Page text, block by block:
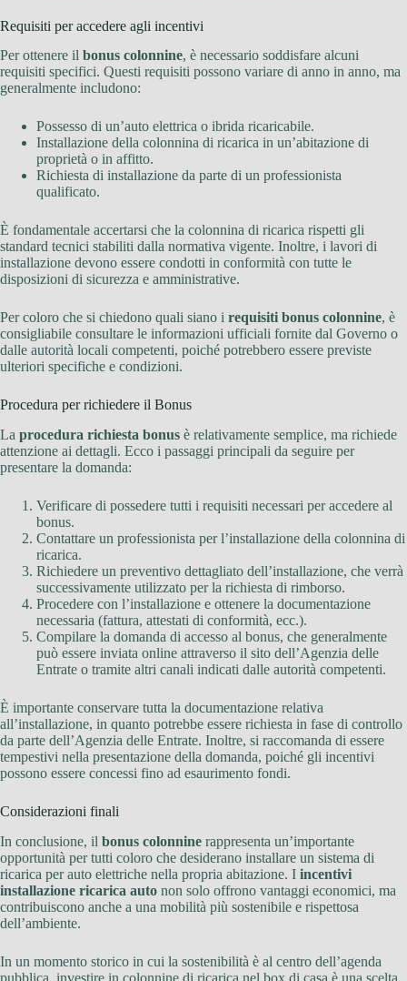
Requisiti per accedere agli incentivi
Per ottenere il bonus colonnine, è necessario soddisfare alcuni
requisiti specifici. Questi requisiti possono variare di anno in anno, ma
generalmente includono:
Possesso di un’auto elettrica o ibrida ricaricabile.
Installazione della colonnina di ricarica in un’abitazione di
proprietà o in affitto.
Richiesta di installazione da parte di un professionista
qualificato.
È fondamentale accertarsi che la colonnina di ricarica rispetti gli
standard tecnici stabiliti dalla normativa vigente. Inoltre, i lavori di
installazione devono essere condotti in conformità con tutte le
disposizioni di sicurezza e amministrative.
Per coloro che si chiedono quali siano i requisiti bonus colonnine, è
consigliabile consultare le informazioni ufficiali fornite dal Governo o
dalle autorità locali competenti, poiché potrebbero essere previste
ulteriori specifiche e condizioni.
Procedura per richiedere il Bonus
La procedura richiesta bonus è relativamente semplice, ma richiede
attenzione ai dettagli. Ecco i passaggi principali da seguire per
presentare la domanda:
Verificare di possedere tutti i requisiti necessari per accedere al
bonus.
Contattare un professionista per l’installazione della colonnina di
ricarica.
Richiedere un preventivo dettagliato dell’installazione, che verrà
successivamente utilizzato per la richiesta di rimborso.
Procedere con l’installazione e ottenere la documentazione
necessaria (fattura, attestati di conformità, ecc.).
Compilare la domanda di accesso al bonus, che generalmente
può essere inviata online attraverso il sito dell’Agenzia delle
Entrate o tramite altri canali indicati dalle autorità competenti.
È importante conservare tutta la documentazione relativa
all’installazione, in quanto potrebbe essere richiesta in fase di controllo
da parte dell’Agenzia delle Entrate. Inoltre, si raccomanda di essere
tempestivi nella presentazione della domanda, poiché gli incentivi
possono essere concessi fino ad esaurimento fondi.
Considerazioni finali
In conclusione, il bonus colonnine rappresenta un’importante
opportunità per tutti coloro che desiderano installare un sistema di
ricarica per auto elettriche nella propria abitazione. I incentivi
installazione ricarica auto non solo offrono vantaggi economici, ma
contribuiscono anche a una mobilità più sostenibile e rispettosa
dell’ambiente.
In un momento storico in cui la sostenibilità è al centro dell’agenda
pubblica, investire in colonnine di ricarica nel box di casa è una scelta